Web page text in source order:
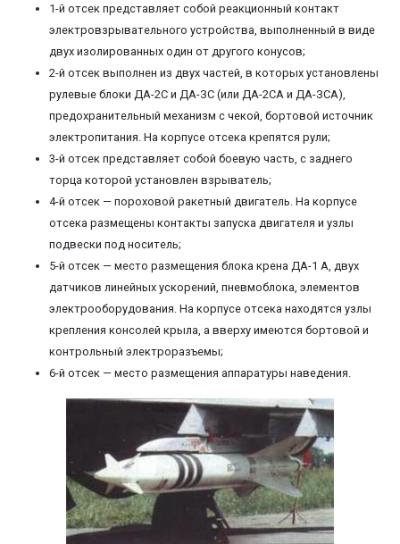
1-й отсек представляет собой реакционный контакт
электровзрывательного устройства, выполненный в виде
двух изолированных один от другого конусов;
2-й отсек выполнен из двух частей, в которых установлены
рулевые блоки ДА-2С и ДА-ЗС (или ДА-2СА и ДА-ЗСА),
предохранительный механизм с чекой, бортовой источник
электропитания. На корпусе отсека крепятся рули;
3-й отсек представляет собой боевую часть, с заднего
торца которой установлен взрыватель;
4-й отсек — пороховой ракетный двигатель. На корпусе
отсека размещены контакты запуска двигателя и узлы
подвески под носитель;
5-й отсек — место размещения блока крена ДА-1 А, двух
датчиков линейных ускорений, пневмоблока, элементов
электрооборудования. На корпусе отсека находятся узлы
крепления консолей крыла, а вверху имеются бортовой и
контрольный электроразъемы;
6-й отсек — место размещения аппаратуры наведения.